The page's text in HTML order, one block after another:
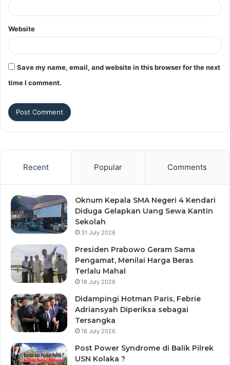
Website
Save my name, email, and website in this browser for the next
time I comment.
Recent Popular Comments
Oknum Kepala SMA Negeri 4 Kendari
Diduga Gelapkan Uang Sewa Kantin
Sekolah
31 July 2026
Presiden Prabowo Geram Sama
Pengamat, Menilai Harga Beras
Terlalu Mahal
18 July 2026
Didampingi Hotman Paris, Febrie
Adriansyah Diperiksa sebagai
Tersangka
18 July 2026
Post Power Syndrome di Balik Pilrek
USN Kolaka ?